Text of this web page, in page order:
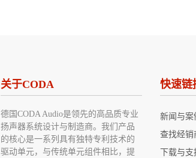
关于CODA
德国CODA Audio是领先的高品质专业
扬声器系统设计与制造商。我们产品
的核心是一系列具有独特专利技术的
驱动单元，与传统单元组件相比，提
快速链
新闻与案
查找经销
下载与支